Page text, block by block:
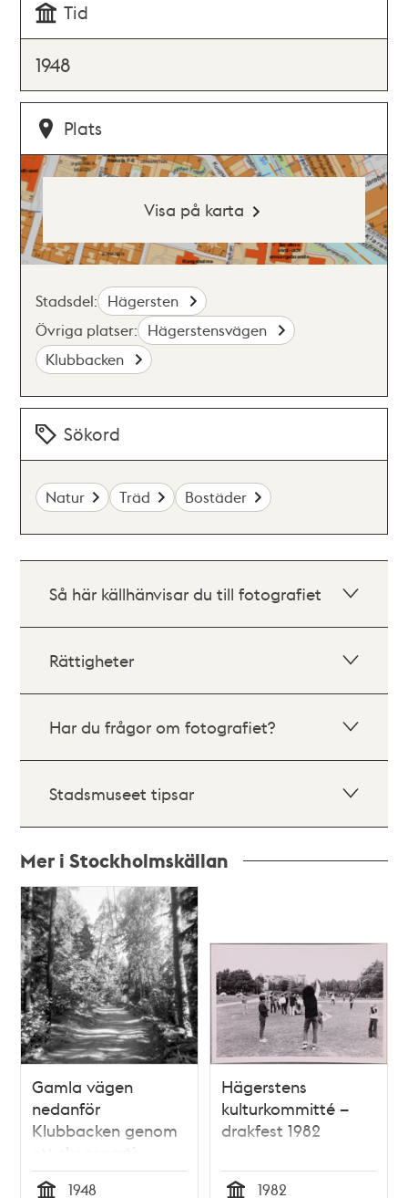
Tid
1948
Plats
Visa på karta
Stadsdel: Hägersten
Övriga platser: Hägerstensvägen
Klubbacken
Sökord
Natur Träd Bostäder
Så här källhänvisar du till fotografiet
Rättigheter
Har du frågor om fotografiet?
Stadsmuseet tipsar
Mer i Stockholmskällan
Relaterade
poster
och
teman
Gamla vägen
nedanför
Klubbacken genom
ett skogsparti
1948
Hägerstens
kulturkommitté –
drakfest 1982
1982